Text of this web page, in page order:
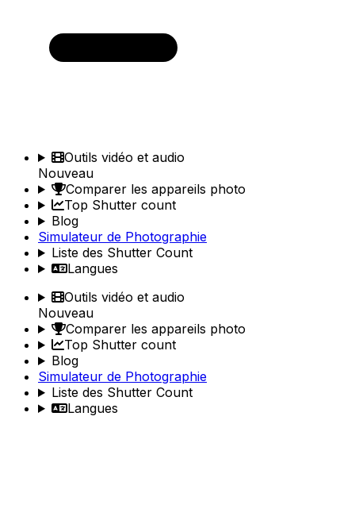
Outils vidéo et audio
Nouveau
Comparer les appareils photo
Top Shutter count
Blog
Simulateur de Photographie
Liste des Shutter Count
Langues
Outils vidéo et audio
Nouveau
Comparer les appareils photo
Top Shutter count
Blog
Simulateur de Photographie
Liste des Shutter Count
Langues